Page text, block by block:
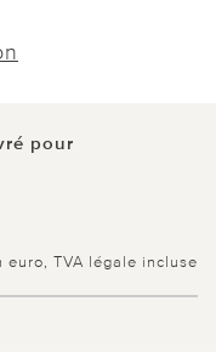
pour
euro, TVA légale incluse